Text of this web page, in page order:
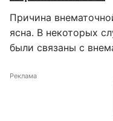
Причина
ясна. В некоторых
были связаны с
Реклама